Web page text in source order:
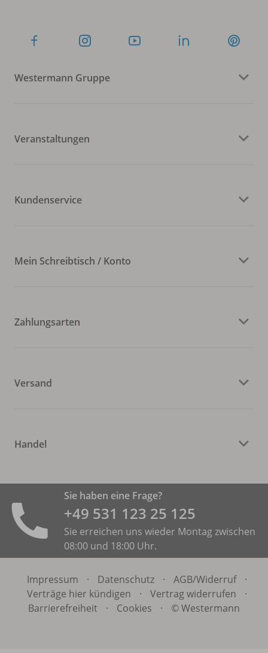
Westermann Gruppe
Veranstaltungen
Kundenservice
Mein Schreibtisch / Konto
Zahlungsarten
Versand
Handel
Sie haben eine Frage?
+49 531 ­123 25 125
Sie erreichen uns wieder Montag zwischen
08:00 und 18:00 Uhr.
Impressum · Datenschutz · AGB/Widerruf
·
Verträge hier kündigen
· Vertrag widerrufen
·
Barrierefreiheit
· Cookies · © Westermann